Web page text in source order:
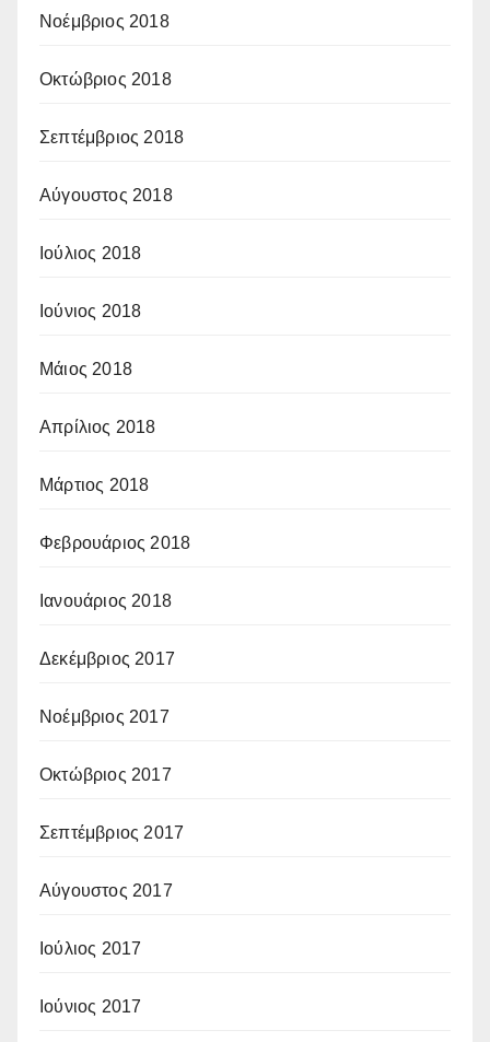
Νοέμβριος 2018
Οκτώβριος 2018
Σεπτέμβριος 2018
Αύγουστος 2018
Ιούλιος 2018
Ιούνιος 2018
Μάιος 2018
Απρίλιος 2018
Μάρτιος 2018
Φεβρουάριος 2018
Ιανουάριος 2018
Δεκέμβριος 2017
Νοέμβριος 2017
Οκτώβριος 2017
Σεπτέμβριος 2017
Αύγουστος 2017
Ιούλιος 2017
Ιούνιος 2017